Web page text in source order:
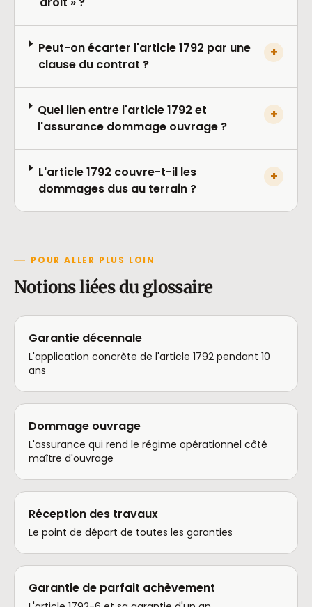
Peut-on écarter l'article 1792 par une
clause du contrat ?
+
Quel lien entre l'article 1792 et
l'assurance dommage ouvrage ?
+
L'article 1792 couvre-t-il les
dommages dus au terrain ?
+
POUR ALLER PLUS LOIN
Notions liées du glossaire
Garantie décennale
L'application concrète de l'article 1792 pendant 10
ans
Dommage ouvrage
L'assurance qui rend le régime opérationnel côté
maître d'ouvrage
Réception des travaux
Le point de départ de toutes les garanties
Garantie de parfait achèvement